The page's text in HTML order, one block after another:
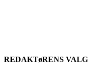
REDAKTøRENS VALG